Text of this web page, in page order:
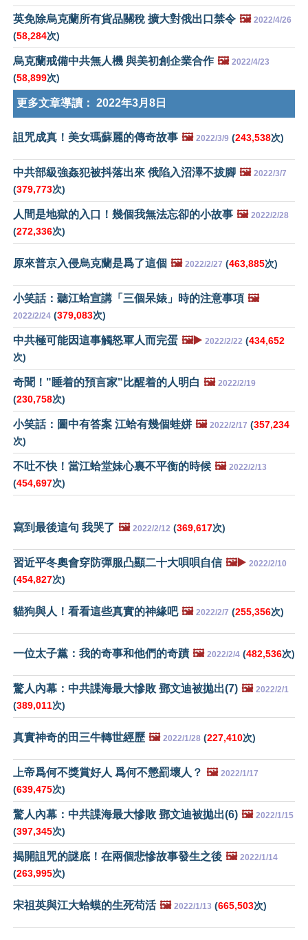
英免除烏克蘭所有貨品關稅 擴大對俄出口禁令 🖼️ 2022/4/26
(58,284次)
烏克蘭戒備中共無人機 與美初創企業合作 🖼️ 2022/4/23
(58,899次)
更多文章導讀： 2022年3月8日
詛咒成真！美女瑪蘇麗的傳奇故事 🖼️ 2022/3/9 (243,538次)
中共部級強姦犯被抖落出來 俄陷入沼澤不拔腳 🖼️ 2022/3/7
(379,773次)
人間是地獄的入口！幾個我無法忘卻的小故事 🖼️ 2022/2/28
(272,336次)
原來普京入侵烏克蘭是爲了這個 🖼️ 2022/2/27 (463,885次)
小笑話：聽江蛤宣講「三個呆婊」時的注意事項 🖼️
2022/2/24 (379,083次)
中共極可能因這事觸怒軍人而完蛋 🖼️▶️ 2022/2/22 (434,652
次)
奇聞！"睡着的預言家"比醒着的人明白 🖼️ 2022/2/19
(230,758次)
小笑話：圖中有答案 江蛤有幾個蛙姘 🖼️ 2022/2/17 (357,234
次)
不吐不快！當江蛤堂妹心裏不平衡的時候 🖼️ 2022/2/13
(454,697次)
寫到最後這句 我哭了 🖼️ 2022/2/12 (369,617次)
習近平冬奧會穿防彈服凸顯二十大唄唄自信 🖼️▶️ 2022/2/10
(454,827次)
貓狗與人！看看這些真實的神緣吧 🖼️ 2022/2/7 (255,356次)
一位太子黨：我的奇事和他們的奇蹟 🖼️ 2022/2/4 (482,536次)
驚人內幕：中共諜海最大慘敗 鄧文迪被拋出(7) 🖼️ 2022/2/1
(389,011次)
真實神奇的田三牛轉世經歷 🖼️ 2022/1/28 (227,410次)
上帝爲何不獎賞好人 爲何不懲罰壞人？ 🖼️ 2022/1/17
(639,475次)
驚人內幕：中共諜海最大慘敗 鄧文迪被拋出(6) 🖼️ 2022/1/15
(397,345次)
揭開詛咒的謎底！在兩個悲慘故事發生之後 🖼️ 2022/1/14
(263,995次)
宋祖英與江大蛤蟆的生死苟活 🖼️ 2022/1/13 (665,503次)